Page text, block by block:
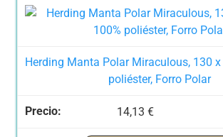
Herding Manta Polar Miraculous, 130 x
poliéster, Forro Polar
14,13 €